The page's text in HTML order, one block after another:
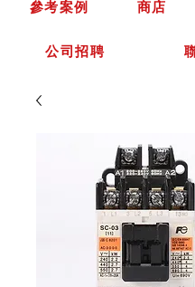
參考案例 商店
公司招聘